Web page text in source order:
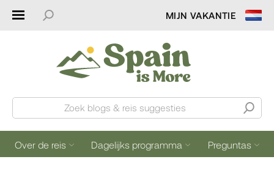
MIJN VAKANTIE
Zoek blogs & reis suggesties
Over de reis Dagelijks programma Preguntas